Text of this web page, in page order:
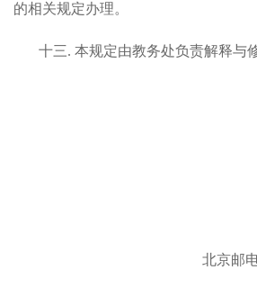
的相关规定办理。
十三. 本规定由教务处负责解释与
北京邮